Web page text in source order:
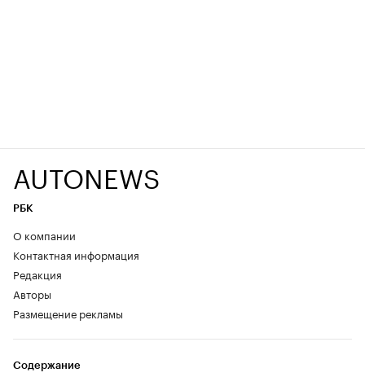
AUTONEWS
РБК
О компании
Контактная информация
Редакция
Авторы
Размещение рекламы
Содержание